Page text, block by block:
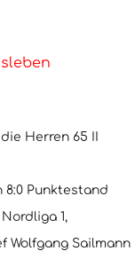
Herren 65 II
8:0 Punktestand
1,
Wolfgang Sailmann